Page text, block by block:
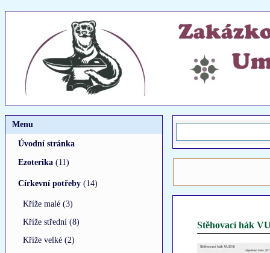
Menu
Úvodní stránka
Ezoterika (11)
Církevní potřeby (14)
Kříže malé (3)
Kříže střední (8)
Kříže velké (2)
Stěhovací hák